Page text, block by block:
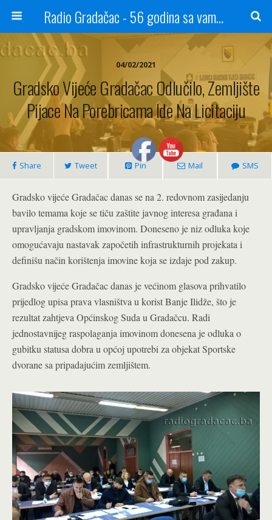
Radio Gradačac - 56 godina sa vama...
04/02/2021
Gradsko Vijeće Gradačac Odlučilo, Zemljište
Pijace Na Porebricama Ide Na Licitaciju
Share Tweet Pin Mail SMS
Gradsko vijeće Gradačac danas se na 2. redovnom zasijedanju
bavilo temama koje se tiču zaštite javnog interesa građana i
upravljanja gradskom imovinom. Doneseno je niz odluka koje
omogućavaju nastavak započetih infrastrukturnih projekata i
definišu način korištenja imovine koja se izdaje pod zakup.
Gradsko vijeće Gradačac danas je većinom glasova prihvatilo
prijedlog upisa prava vlasništva u korist Banje Ilidže, što je
rezultat zahtjeva Općinskog Suda u Gradačcu. Radi
jednostavnijeg raspolaganja imovinom donesena je odluka o
gubitku statusa dobra u općoj upotrebi za objekat Sportske
dvorane sa pripadajućim zemljištem.